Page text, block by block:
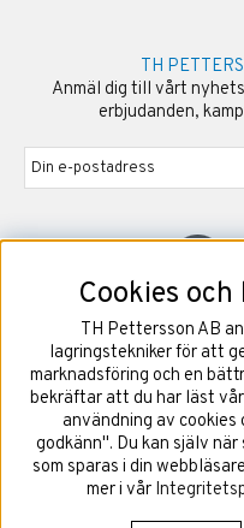
TH
Anmäl dig till vårt
erbjudanden,
©2026
Cookies
TH Pettersson AB
lagringstekniker för att
marknadsföring och en
bekräftar att du har läst
användning av
godkänn". Du kan själv
som sparas i din
mer i vår